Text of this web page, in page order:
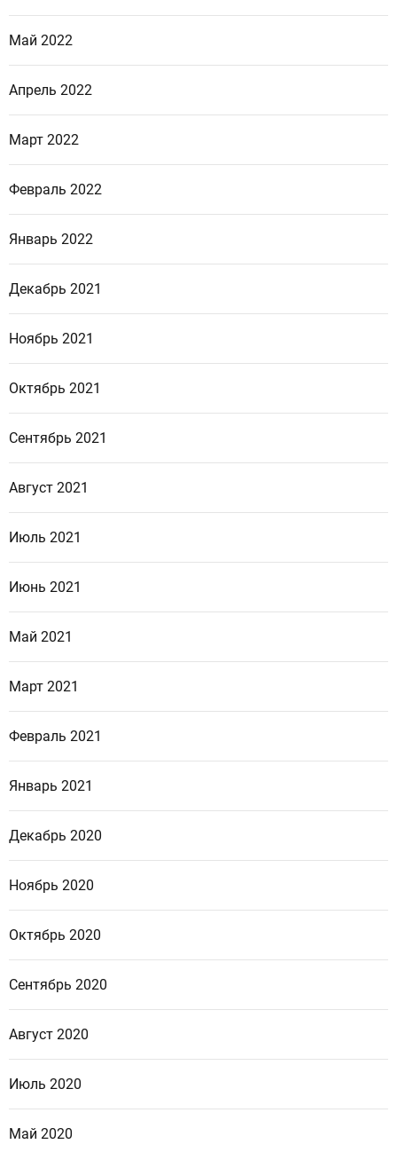
Май 2022
Апрель 2022
Март 2022
Февраль 2022
Январь 2022
Декабрь 2021
Ноябрь 2021
Октябрь 2021
Сентябрь 2021
Август 2021
Июль 2021
Июнь 2021
Май 2021
Март 2021
Февраль 2021
Январь 2021
Декабрь 2020
Ноябрь 2020
Октябрь 2020
Сентябрь 2020
Август 2020
Июль 2020
Май 2020